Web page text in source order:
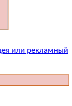
или рекламный